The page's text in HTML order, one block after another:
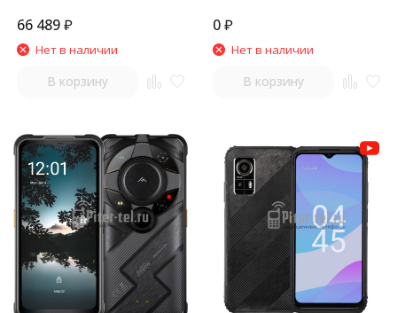
66 489₽
Нет в наличии
В корзину
0₽
Нет в наличии
В корзину